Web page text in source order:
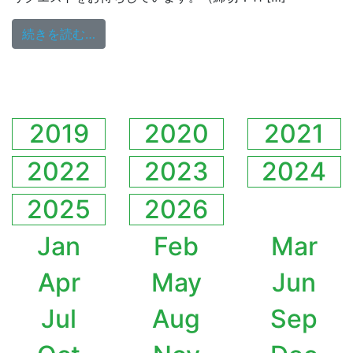
続きを読む…
2019 2020
2021
2022
2023
2024
2025
2026
Jan
Feb
Mar
Apr
May
Jun
Jul
Aug
Sep